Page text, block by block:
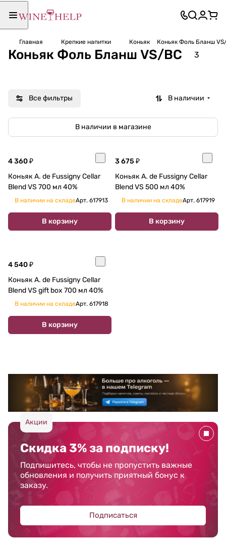
Главная Крепкие напитки Коньяк Коньяк Фоль Бланш
Коньяк Фоль Бланш VS/ВС 3
Все фильтры В наличии
В наличии в магазине
4 360 ₽
Коньяк A. de Fussigny Cellar
Blend VS 700 мл 40%
В наличии на складеАрт. 617913
В корзину
3 675 ₽
Коньяк A. de Fussigny Cellar
Blend VS 500 мл 40%
В наличии на складеАрт. 617919
В корзину
4 540 ₽
Коньяк A. de Fussigny Cellar
Blend VS gift box 700 мл 40%
В наличии на складеАрт. 617918
В корзину
Акции
Скидка 3% за подписку!
Подпишитесь, чтобы не пропустить важные
обновления и получить приятный бонус к
заказу.
Подписаться